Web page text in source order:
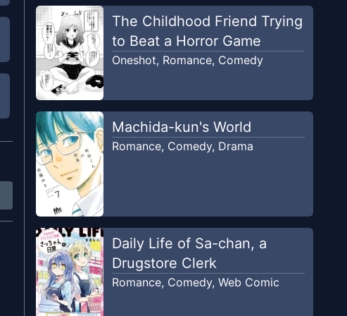
The Childhood Friend Trying
to Beat a Horror Game
Oneshot, Romance, Comedy
Machida-kun's World
Romance, Comedy, Drama
Daily Life of Sa-chan, a
Drugstore Clerk
Romance, Comedy, Web Comic